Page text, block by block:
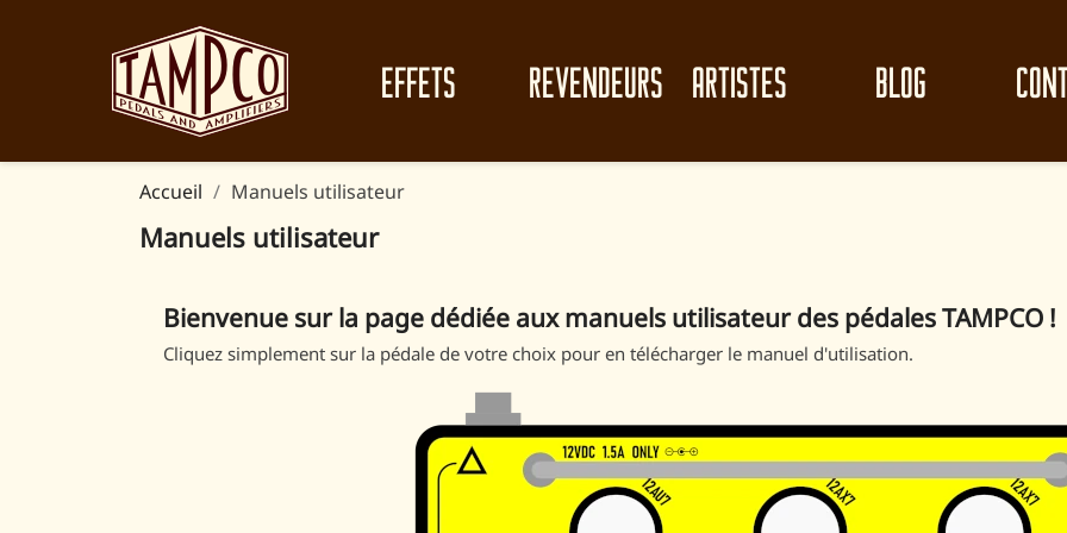
EFFETS REVENDEURS ARTISTES BLOG
Accueil Manuels utilisateur
Manuels utilisateur
Bienvenue sur la page dédiée aux manuels utilisateur des pédales TAMPCO !
Cliquez simplement sur la pédale de votre choix pour en télécharger le manuel d'utilisation.